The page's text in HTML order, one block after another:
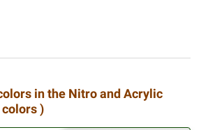
in the Nitro and Acrylic
)